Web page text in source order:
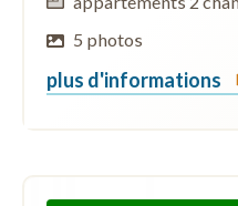
5 photos
plus d'informations